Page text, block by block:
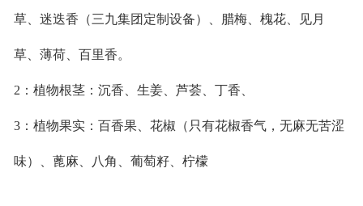
草、迷迭香（三九集团定制设备）、腊梅、槐花、见月
草、薄荷、百里香。
2：植物根茎：沉香、生姜、芦荟、丁香、
3：植物果实：百香果、花椒（只有花椒香气，无麻无苦涩
味）、蓖麻、八角、葡萄籽、柠檬